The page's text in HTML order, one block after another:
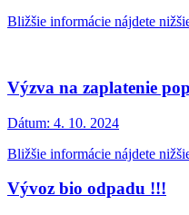
Bližšie informácie nájdete
Výzva na zaplatenie
Dátum: 4. 10. 2024
Bližšie informácie nájdete
Vývoz bio odpadu !!!